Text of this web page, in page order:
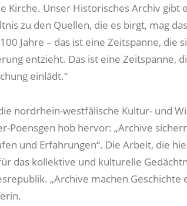
Kirche. Unser Historisches Archiv gibt
zu den Quellen, die es birgt, mag
Jahre – das ist eine Zeitspanne, die
entzieht. Das ist eine Zeitspanne,
einlädt.“
nordrhein-westfälische Kultur- und
Poensgen hob hervor: „Archive
und Erfahrungen“. Die Arbeit, die
das kollektive und kulturelle
„Archive machen Geschichte